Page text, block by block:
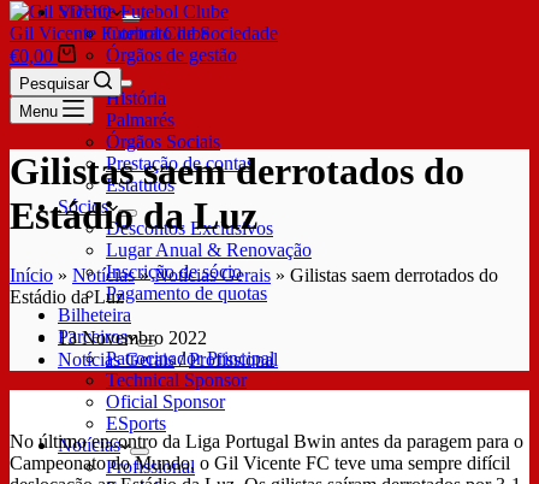
SDUQ
Contrato de Sociedade
Órgãos de gestão
Clube
História
Palmarés
Órgãos Sociais
Prestação de contas
Estatutos
Sócios
Descontos Exclusivos
Lugar Anual & Renovação
Inscrição de sócio
Pagamento de quotas
Bilheteira
Parceiros
Patrocinador Principal
Technical Sponsor
Oficial Sponsor
ESports
Notícias
Profissional
Gil Vicente Futebol Clube
€0,00
Pesquisar
Menu
Gilistas saem derrotados do
Estádio da Luz
Início » Notícias»Notícias Gerais » Gilistas saem derrotados do
Estádio da Luz
13 Novembro 2022
Notícias Gerais/Profissional
No último encontro da Liga Portugal Bwin antes da paragem para o
Campeonato do Mundo, o Gil Vicente FC teve uma sempre difícil